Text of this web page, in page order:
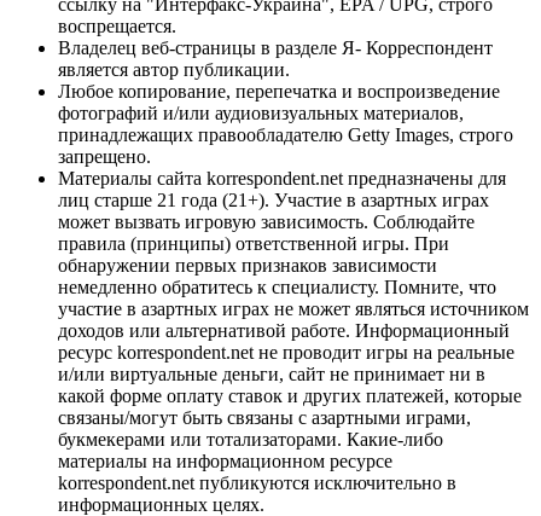
воспрещается.
Владелец веб-страницы в разделе Я- Корреспондент
является автор публикации.
Любое копирование, перепечатка и воспроизведение
фотографий и/или аудиовизуальных материалов,
принадлежащих правообладателю Getty Images, строго
запрещено.
Материалы сайта korrespondent.net предназначены для
лиц старше 21 года (21+). Участие в азартных играх
может вызвать игровую зависимость. Соблюдайте
правила (принципы) ответственной игры. При
обнаружении первых признаков зависимости
немедленно обратитесь к специалисту. Помните, что
участие в азартных играх не может являться источником
доходов или альтернативой работе. Информационный
ресурс korrespondent.net не проводит игры на реальные
и/или виртуальные деньги, сайт не принимает ни в
какой форме оплату ставок и других платежей, которые
связаны/могут быть связаны с азартными играми,
букмекерами или тотализаторами. Какие-либо
материалы на информационном ресурсе
korrespondent.net публикуются исключительно в
информационных целях.